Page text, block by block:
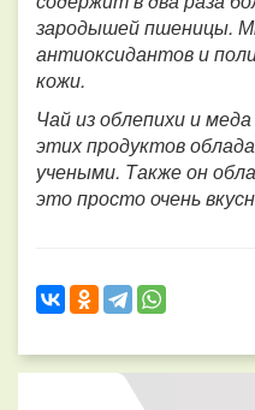
зародышей пшеницы.
антиоксидантов и
кожи.
Чай из облепихи и
этих продуктов
учеными. Также он
это просто очень